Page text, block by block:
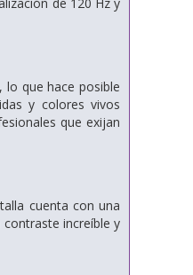
de 120 Hz y
lo que hace posible
y colores vivos
que exijan
cuenta con una
increíble y